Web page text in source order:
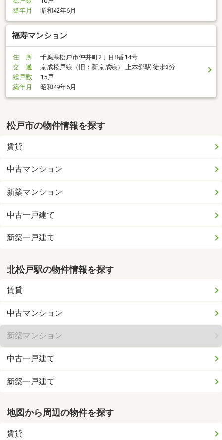
築年月
昭和42年6月
福寿マンション
住 所
千葉県松戸市仲井町2丁目8番14号
交 通
京成松戸線（旧：新京成線） 上本郷駅 徒歩3分
総戸数
15戸
築年月
昭和49年6月
松戸市の物件情報を探す
賃貸
中古マンション
新築マンション
中古一戸建て
新築一戸建て
北松戸駅の物件情報を探す
賃貸
中古マンション
新築マンション
中古一戸建て
新築一戸建て
地図から周辺の物件を探す
賃貸